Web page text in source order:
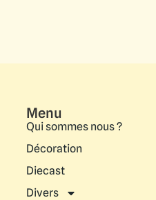
Menu
Qui sommes nous ?
Décoration
Diecast
Divers